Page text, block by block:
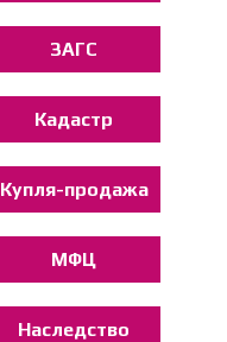
ЗАГС
Кадастр
Купля-продажа
МФЦ
Наследство